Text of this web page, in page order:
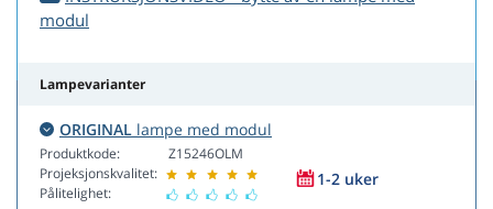
modul
Lampevarianter
ORIGINAL lampe med modul
Produktkode:
Projeksjonskvalitet:
Pålitelighet:
Z15246OLM
1-2 uker